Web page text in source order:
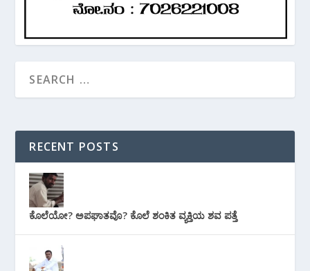
RECENT POSTS
ಕೊಲೆಯೋ? ಅಪಘಾತವೊ? ಕೊಲೆ ಶಂಕಿತ ವ್ಯಕ್ತಿಯ ಶವ ಪತ್ತೆ